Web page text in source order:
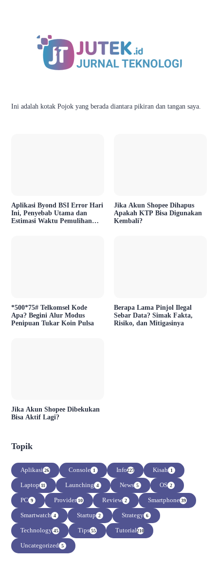
Ini adalah kotak Pojok yang berada diantara pikiran dan tangan saya.
Aplikasi Byond BSI Error Hari
Ini, Penyebab Utama dan
Estimasi Waktu Pemulihan
Jika Akun Shopee Dihapus
Apakah KTP Bisa Digunakan
Kembali?
*500*75# Telkomsel Kode
Apa? Begini Alur Modus
Penipuan Tukar Koin Pulsa
Berapa Lama Pinjol Ilegal
Sebar Data? Simak Fakta,
Risiko, dan Mitigasinya
Jika Akun Shopee Dibekukan
Bisa Aktif Lagi?
Topik
Aplikasi 26 Console 1 Info227 Kisah 1
Laptop 11 Launching 4 News 5 OS 2
PC 9 Provider 10 Review 2 Smartphone 39
Smartwatch 4 Startup 2 Strategy 6
Technology 45 Tips 55 Tutorial210
Uncategorized 5